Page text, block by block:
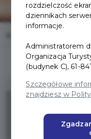
rozdzielczość
dziennikach
informacje.
Administratorem
Organizacja
(budynek C), 61-
Szczegółowe
znajdziesz w